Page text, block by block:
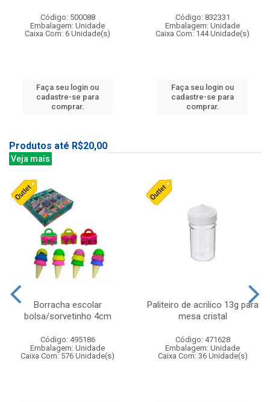
Código: 500088
Embalagem: Unidade
Caixa Com: 6 Unidade(s)
Faça seu login ou
cadastre-se para
comprar.
Código: 832331
Embalagem: Unidade
Caixa Com: 144 Unidade(s)
Faça seu login ou
cadastre-se para
comprar.
Produtos até R$20,00
Veja mais
Borracha escolar
bolsa/sorvetinho 4cm
Código: 495186
Embalagem: Unidade
Caixa Com: 576 Unidade(s)
Paliteiro de acrilico 13g para
mesa cristal
Código: 471628
Embalagem: Unidade
Caixa Com: 36 Unidade(s)